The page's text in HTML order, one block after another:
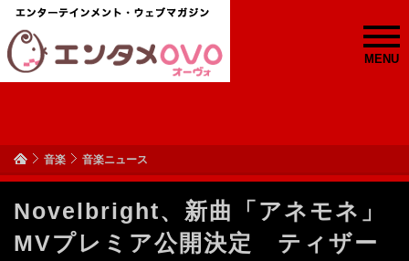
MENU
音楽 音楽ニュース
Novelbright、新曲「アネモネ」
MVプレミア公開決定 ティザー